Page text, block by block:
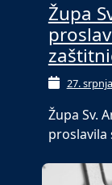
Župa
27.
Župa Sv.
proslavila